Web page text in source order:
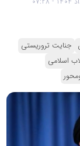
جنایت تروریستی
اسلامی